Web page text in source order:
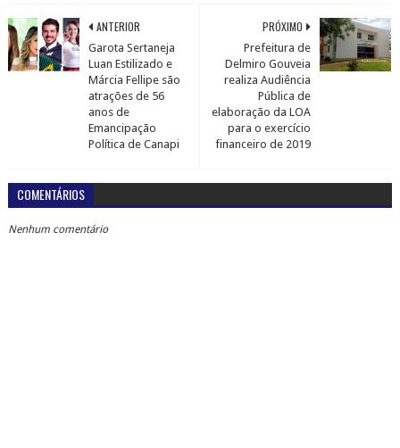
PRÓXIMO
Prefeitura de
Delmiro Gouveia
realiza Audiência
Pública de
elaboração da LOA
para o exercício
financeiro de 2019
ANTERIOR
Garota Sertaneja
Luan Estilizado e
Márcia Fellipe são
atrações de 56
anos de
Emancipação
Política de Canapi
COMENTÁRIOS
Nenhum comentário